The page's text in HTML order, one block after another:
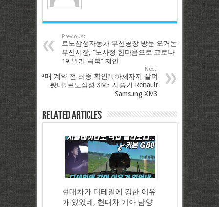
Previous:
르노삼성자동차 부산공장 방문 오거돈
부산시장, “노사정 한마음으로 코로나
19 위기 극복” 제안
Next:
구매 계약 전 최종 확인?! 하체까지 살펴
봤다! 르노삼성 XM3 시승기 Renault
Samsung XM3
Related Articles
현대차가 디테일에 강한 이유
가 있었네, 현대차 기아 남양